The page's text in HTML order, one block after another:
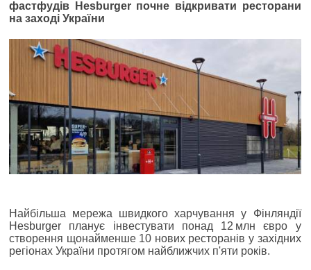
фастфудів Hesburger почне відкривати ресторани
на заході України
Найбільша мережа швидкого харчування у Фінляндії
Hesburger планує інвестувати понад 12 млн євро у
створення щонайменше 10 нових ресторанів у західних
регіонах України протягом найближчих п'яти років.